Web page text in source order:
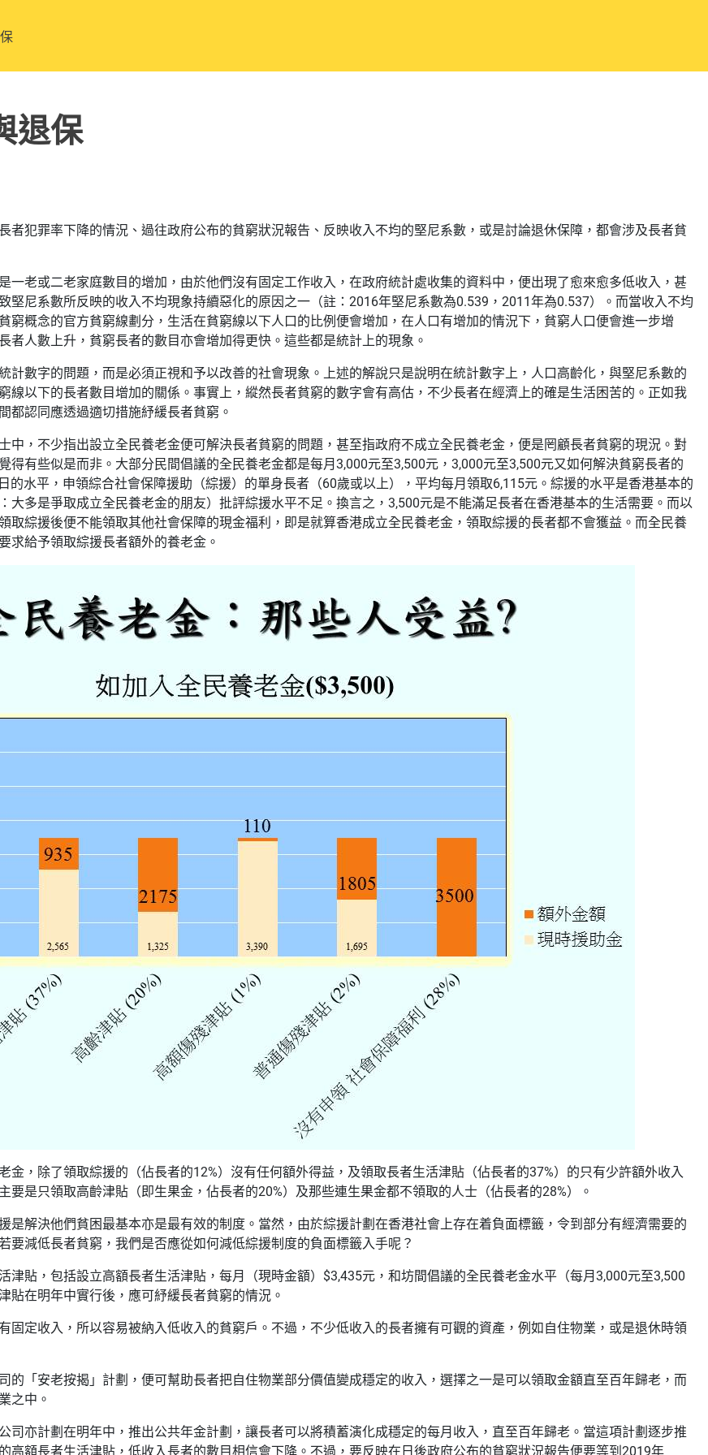
退保
者犯罪率下降的情況、過往政府公布的貧窮狀況報告、反映收入不均的堅尼系數，或是討論退休保障，都會涉及長者貧
一老或二老家庭數目的增加，由於他們沒有固定工作收入，在政府統計處收集的資料中，便出現了愈來愈多低收入，甚
堅尼系數所反映的收入不均現象持續惡化的原因之一（註：2016年堅尼系數為0.539，2011年為0.537）。而當收入不均
窮概念的官方貧窮線劃分，生活在貧窮線以下人口的比例便會增加，在人口有增加的情況下，貧窮人口便會進一步增
者人數上升，貧窮長者的數目亦會增加得更快。這些都是統計上的現象。
計數字的問題，而是必須正視和予以改善的社會現象。上述的解說只是說明在統計數字上，人口高齡化，與堅尼系數的
線以下的長者數目增加的關係。事實上，縱然長者貧窮的數字會有高估，不少長者在經濟上的確是生活困苦的。正如我
都認同應透過適切措施紓緩長者貧窮。
中，不少指出設立全民養老金便可解決長者貧窮的問題，甚至指政府不成立全民養老金，便是罔顧長者貧窮的現況。對
得有些似是而非。大部分民間倡議的全民養老金都是每月3,000元至3,500元，3,000元至3,500元又如何解決貧窮長者的
的水平，申領綜合社會保障援助（綜援）的單身長者（60歲或以上），平均每月領取6,115元。綜援的水平是香港基本的
大多是爭取成立全民養老金的朋友）批評綜援水平不足。換言之，3,500元是不能滿足長者在香港基本的生活需要。而以
取綜援後便不能領取其他社會保障的現金福利，即是就算香港成立全民養老金，領取綜援的長者都不會獲益。而全民養
求給予領取綜援長者額外的養老金。
金，除了領取綜援的（佔長者的12%）沒有任何額外得益，及領取長者生活津貼（佔長者的37%）的只有少許額外收入
要是只領取高齡津貼（即生果金，佔長者的20%）及那些連生果金都不領取的人士（佔長者的28%）。
是解決他們貧困最基本亦是最有效的制度。當然，由於綜援計劃在香港社會上存在着負面標籤，令到部分有經濟需要的
要減低長者貧窮，我們是否應從如何減低綜援制度的負面標籤入手呢？
津貼，包括設立高額長者生活津貼，每月（現時金額）$3,435元，和坊間倡議的全民養老金水平（每月3,000元至3,500
貼在明年中實行後，應可紓緩長者貧窮的情況。
固定收入，所以容易被納入低收入的貧窮戶。不過，不少低收入的長者擁有可觀的資產，例如自住物業，或是退休時領
的「安老按揭」計劃，便可幫助長者把自住物業部分價值變成穩定的收入，選擇之一是可以領取金額直至百年歸老，而
之中。
司亦計劃在明年中，推出公共年金計劃，讓長者可以將積蓄演化成穩定的每月收入，直至百年歸老。當這項計劃逐步推
高額長者生活津貼，低收入長者的數目相信會下降。不過，要反映在日後政府公布的貧窮狀況報告便要等到2019年